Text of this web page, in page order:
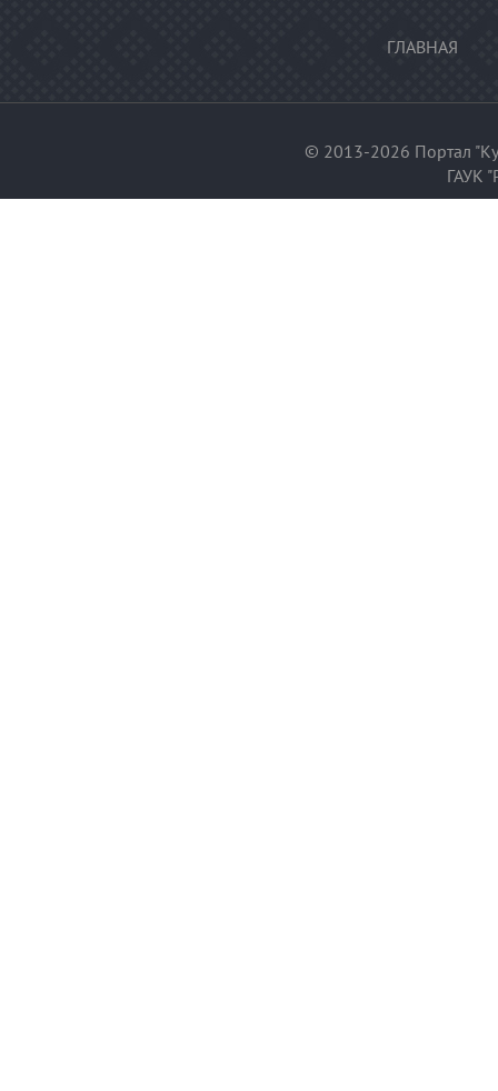
ГЛАВНАЯ
© 2013-2026 Портал
ГАУК